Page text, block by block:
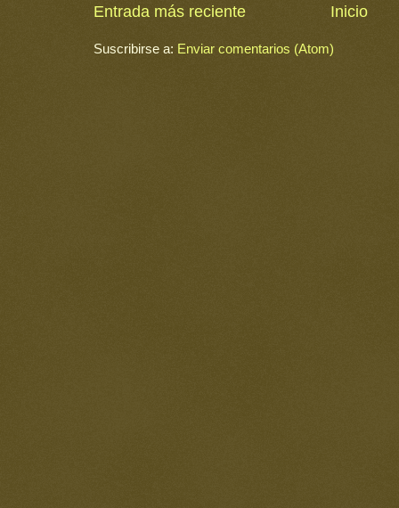
Entrada más reciente Inicio
Suscribirse a: Enviar comentarios (Atom)